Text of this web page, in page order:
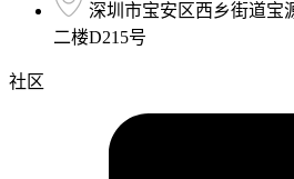
深圳市宝安区西乡街道宝
二楼D215号
社区